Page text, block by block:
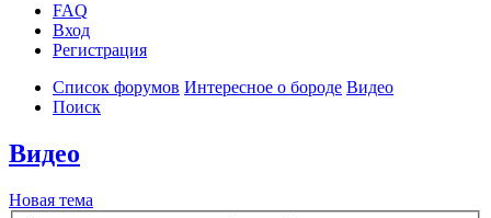
FAQ
Вход
Регистрация
Список форумов Интересное о бороде Видео
Поиск
Видео
Новая тема